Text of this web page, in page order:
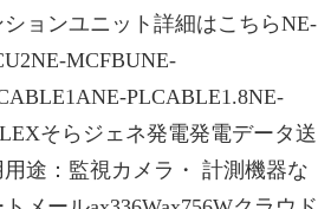
ョンユニット詳細はこちらNE-
MCFBUNE-
PLCABLE1.8NE-
そらジェネ発電発電データ送
途：監視カメラ・ 計測機器な